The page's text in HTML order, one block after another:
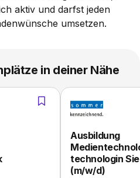
aktiv und darfst jeden
umsetzen.
in deiner Nähe
Ausbildung
technologin
(m/w/d)